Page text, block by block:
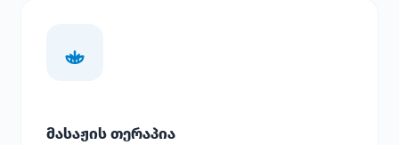
მასაჟის თერაპია